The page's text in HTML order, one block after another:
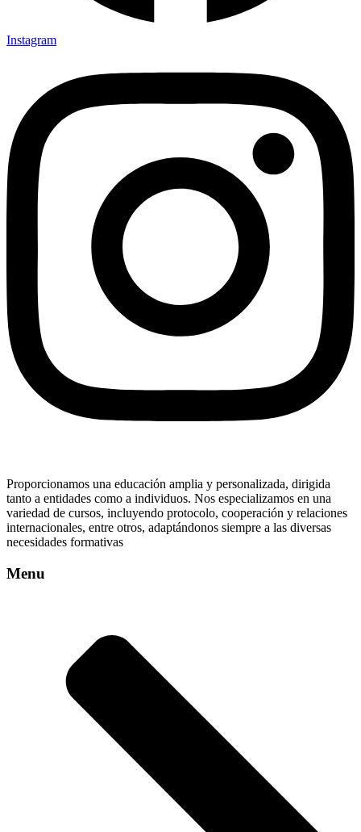
Instagram
Proporcionamos una educación amplia y personalizada, dirigida
tanto a entidades como a individuos. Nos especializamos en una
variedad de cursos, incluyendo protocolo, cooperación y relaciones
internacionales, entre otros, adaptándonos siempre a las diversas
necesidades formativas
Menu